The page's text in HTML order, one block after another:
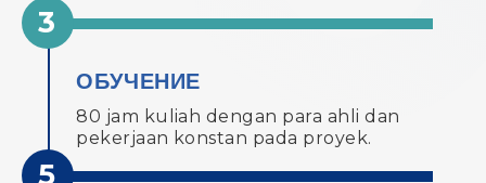
ОБУЧЕНИЕ
80 jam kuliah dengan para ahli dan
pekerjaan konstan pada proyek.